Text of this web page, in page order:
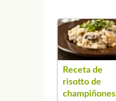
Receta de
risotto de
champiñones